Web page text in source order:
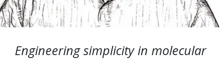
Engineering simplicity in molecular